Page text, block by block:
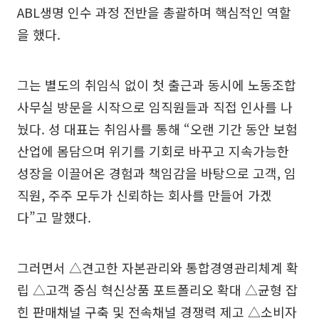
ABL생명 인수 과정 전반을 총괄하며 핵심적인 역할
을 했다.
그는 별도의 취임식 없이 첫 출근과 동시에 노동조합
사무실 방문을 시작으로 임직원들과 직접 인사를 나
눴다. 성 대표는 취임사를 통해 “오랜 기간 동안 보험
산업에 몸담으며 위기를 기회로 바꾸고 지속가능한
성장을 이끌어온 경험과 책임감을 바탕으로 고객, 임
직원, 주주 모두가 신뢰하는 회사를 만들어 가겠
다”고 말했다.
그러면서 △견고한 자본관리와 통합경영관리체계 확
립 △고객 중심 혁신상품 포트폴리오 확대 △균형 잡
힌 판매채널 구축 및 전속채널 경쟁력 제고 △소비자